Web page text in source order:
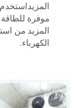
مراوح
للطاقة لتوفير
من استهلاك